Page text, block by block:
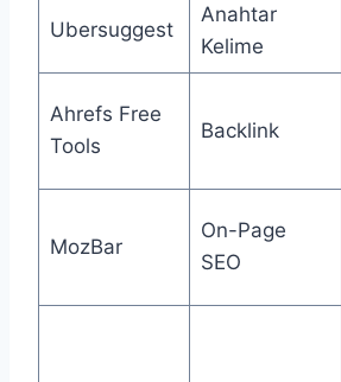
Ubersuggest
Anahtar
Kelime
Ahrefs Free
Tools
Backlink
MozBar
On-Page
SEO